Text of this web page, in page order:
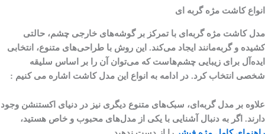
انواع کاشت مژه گربه ای
مدل کاشت مژه گربه‌ای با تمرکز بر گوشه‌های خارجی چشم، حالتی
کشیده و گربه‌مانند ایجاد می‌کند. این روش با طراحی‌های متنوع، انتخابی
ایده‌آل برای زیبایی چشم‌هاست که می‌توان آن را بر اساس سلیقه
شخصی انتخاب کرد. در ادامه به انواع این مدل کاشت اشاره می کنیم :
علاوه بر مدل گربه‌ای، سبک‌های متنوع دیگری نیز در دنیای اکستنشن وجود
دارند. اگر به دنبال آشنایی با یکی از مدل‌های محبوب و خاص هستید،